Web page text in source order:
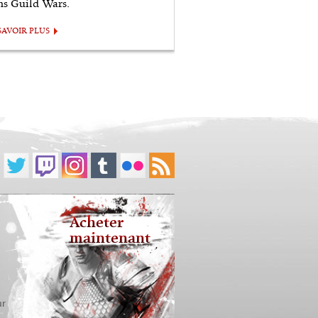
Guild Wars.
PLUS
Acheter
maintenant